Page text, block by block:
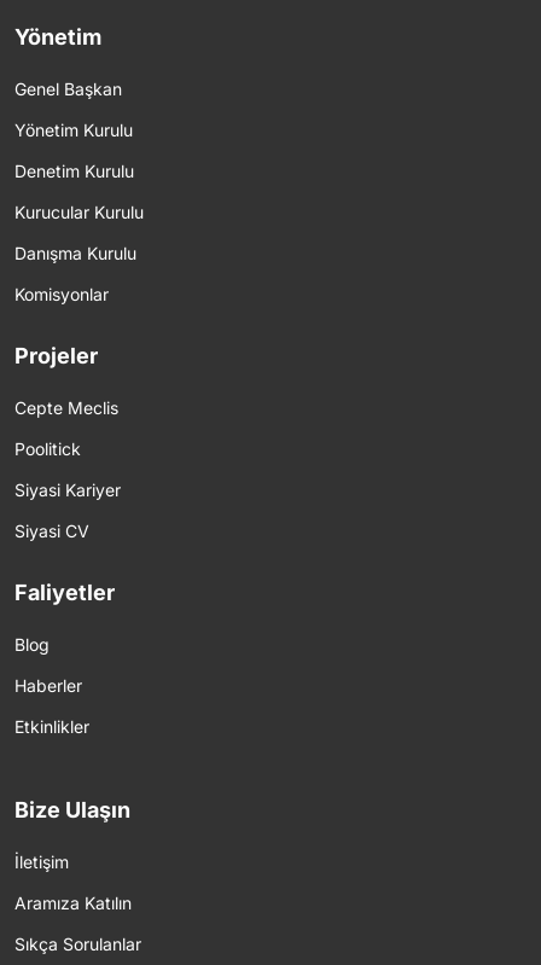
Yönetim
Genel Başkan
Yönetim Kurulu
Denetim Kurulu
Kurucular Kurulu
Danışma Kurulu
Komisyonlar
Projeler
Cepte Meclis
Poolitick
Siyasi Kariyer
Siyasi CV
Faliyetler
Blog
Haberler
Etkinlikler
Bize Ulaşın
İletişim
Aramıza Katılın
Sıkça Sorulanlar